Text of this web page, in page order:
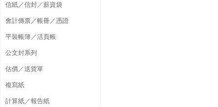
信紙／信封／薪資袋
會計傳票／帳冊／憑證
平裝帳簿／活頁帳
公文封系列
估價／送貨單
複寫紙
計算紙／報告紙